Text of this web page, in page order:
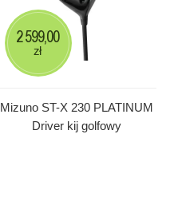
Mizuno ST-X 230 PLATINUM
Driver kij golfowy
2 599,00
zł